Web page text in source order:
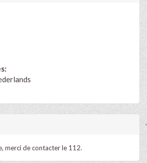
merci de contacter le 112.